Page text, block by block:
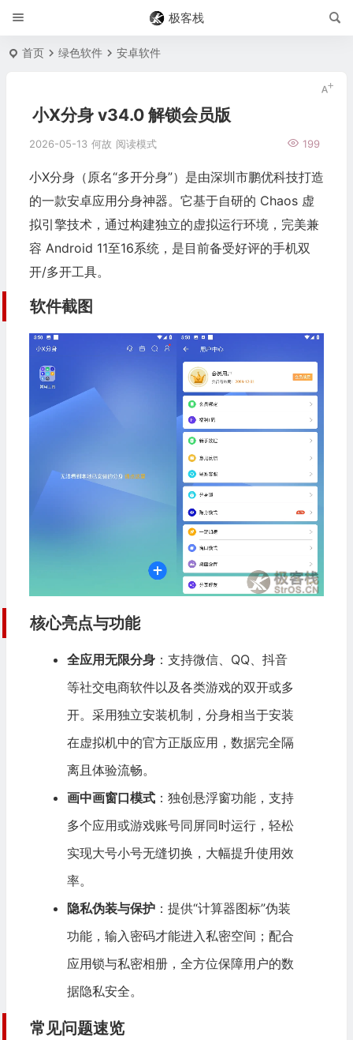
极客栈
首页 绿色软件 安卓软件
小X分身 v34.0 解锁会员版
2026-05-13 何故 199
阅读模式
小X分身 （原名“多开分身”）是由深圳市鹏优科技打造
的一款安卓应用分身神器。它基于自研的 Chaos 虚
拟引擎技术，通过构建独立的虚拟运行环境，完美兼
容 Android 11至16系统，是目前备受好评的手机双
开/多开工具。
软件截图
核心亮点与功能
全应用无限分身：支持微信、QQ、抖音
等社交电商软件以及各类游戏的双开或多
开。采用独立安装机制，分身相当于安装
在虚拟机中的官方正版应用，数据完全隔
离且体验流畅。
画中画窗口模式：独创悬浮窗功能，支持
多个应用或游戏账号同屏同时运行，轻松
实现大号小号无缝切换，大幅提升使用效
率。
隐私伪装与保护：提供“计算器图标”伪装
功能，输入密码才能进入私密空间；配合
应用锁与私密相册，全方位保障用户的数
据隐私安全。
常见问题速览